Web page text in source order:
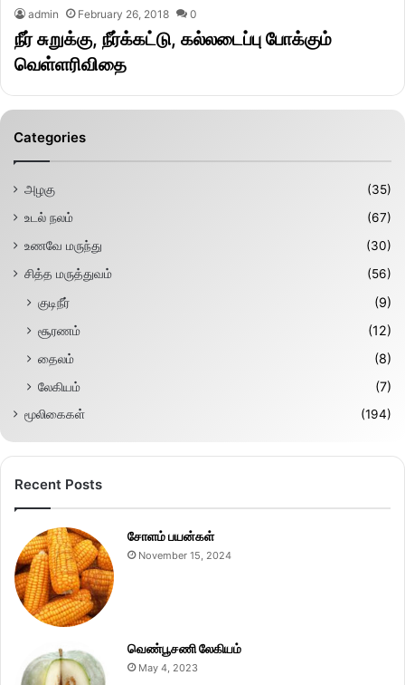
admin February 26, 2018 0
நீர் சுறுக்கு, நீர்க்கட்டு, கல்லடைப்பு போக்கும்
வெள்ளரிவிதை
Categories
அழகு
(35)
உடல் நலம்
(67)
உணவே மருந்து
(30)
சித்த மருத்துவம்
(56)
குடிநீர்
(9)
சூரணம்
(12)
தைலம்
(8)
லேகியம்
(7)
மூலிகைகள் (194)
Recent Posts
சோளம் பயன்கள்
November 15, 2024
வெண்பூசணி லேகியம்
May 4, 2023